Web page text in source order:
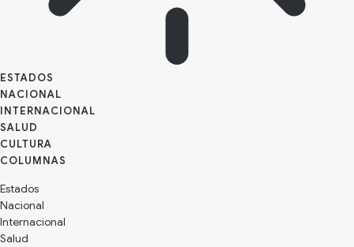
ESTADOS
NACIONAL
INTERNACIONAL
SALUD
CULTURA
Estados
Nacional
Internacional
Salud